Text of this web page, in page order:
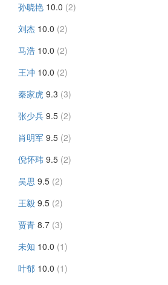
孙晓艳 10.0 (2)
刘杰 10.0 (2)
马浩 10.0 (2)
王冲 10.0 (2)
秦家虎 9.3 (3)
张少兵 9.5 (2)
肖明军 9.5 (2)
倪怀玮 9.5 (2)
吴思 9.5 (2)
王毅 9.5 (2)
贾青 8.7 (3)
未知 10.0 (1)
叶郁 10.0 (1)